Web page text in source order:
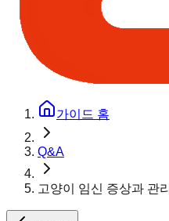
가이드 홈
Q&A
고양이 임신 증상과 관리